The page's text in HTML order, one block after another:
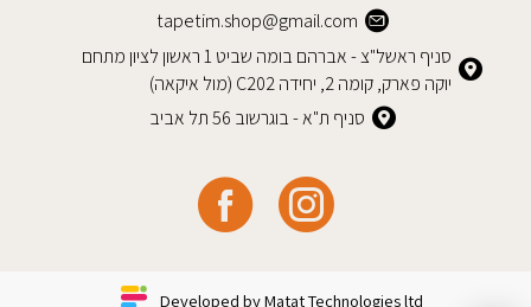
tapetim.shop@gmail.com
סניף ראשל"צ - אברהם בומה שביט 1 ראשון לציון מתחם
יוקה פארק, קומה 2, יחידה C202 (מול איקאה)
סניף ת"א - בוגרשוב 56 תל אביב
Developed by Matat Technologies ltd